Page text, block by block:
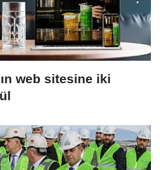
web sitesine iki